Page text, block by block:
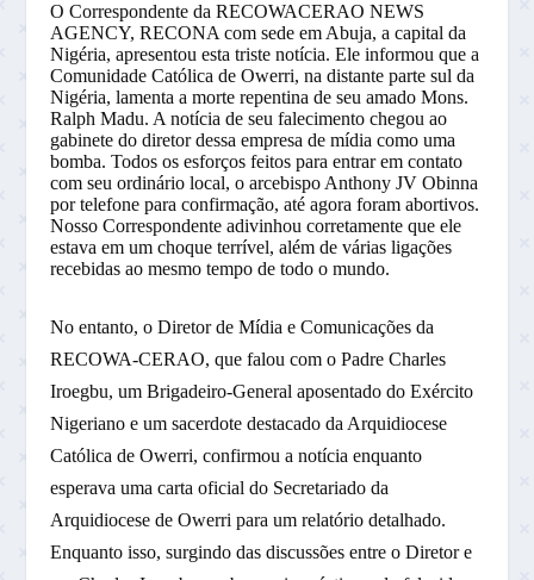
O Correspondente da RECOWACERAO NEWS
AGENCY, RECONA com sede em Abuja, a capital da
Nigéria, apresentou esta triste notícia. Ele informou que a
Comunidade Católica de Owerri, na distante parte sul da
Nigéria, lamenta a morte repentina de seu amado Mons.
Ralph Madu. A notícia de seu falecimento chegou ao
gabinete do diretor dessa empresa de mídia como uma
bomba. Todos os esforços feitos para entrar em contato
com seu ordinário local, o arcebispo Anthony JV Obinna
por telefone para confirmação, até agora foram abortivos.
Nosso Correspondente adivinhou corretamente que ele
estava em um choque terrível, além de várias ligações
recebidas ao mesmo tempo de todo o mundo.
No entanto, o Diretor de Mídia e Comunicações da
RECOWA-CERAO, que falou com o Padre Charles
Iroegbu, um Brigadeiro-General aposentado do Exército
Nigeriano e um sacerdote destacado da Arquidiocese
Católica de Owerri, confirmou a notícia enquanto
esperava uma carta oficial do Secretariado da
Arquidiocese de Owerri para um relatório detalhado.
Enquanto isso, surgindo das discussões entre o Diretor e